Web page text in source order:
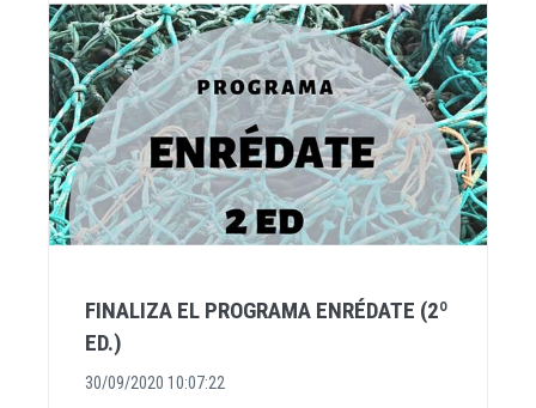
FINALIZA EL PROGRAMA ENRÉDATE (2º
ED.)
30/09/2020 10:07:22